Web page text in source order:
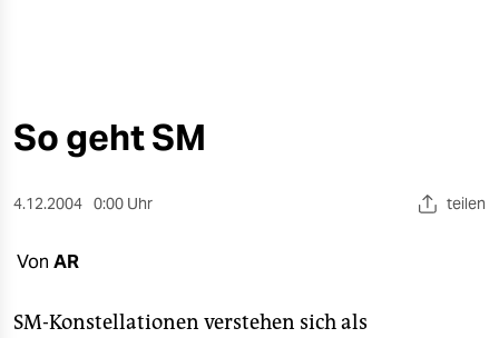
öko
sport
berlin
So geht SM
4.12.2004 0:00 Uhr teilen
Von AR
SM-Konstellationen verstehen sich als